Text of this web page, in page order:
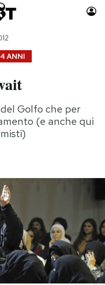
Moda
Consumismi
Storie/Idee
Altrecose
Mondiali calcio 2026
ANNI
Golfo che per
(e anche qui